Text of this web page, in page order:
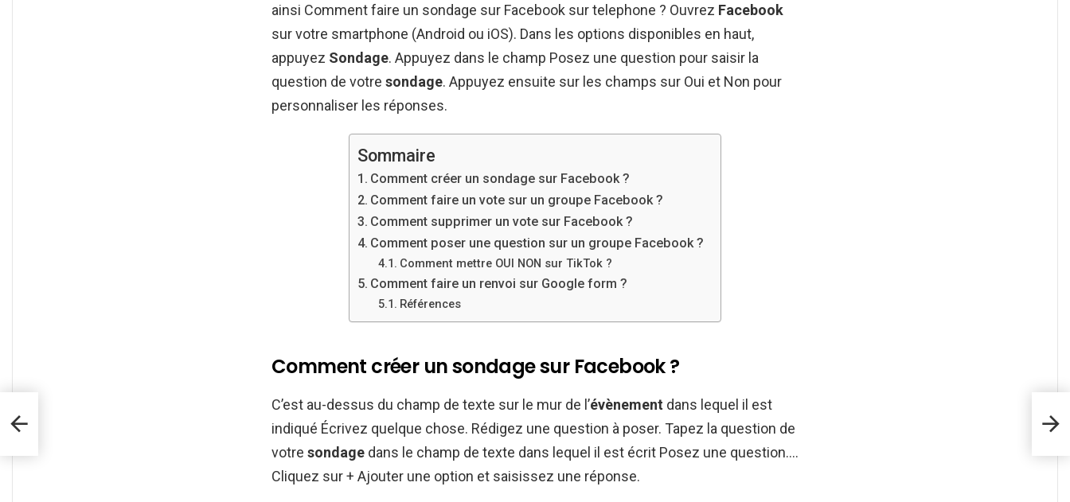
ainsi Comment faire un sondage sur Facebook sur telephone ? Ouvrez Facebook
sur votre smartphone (Android ou iOS). Dans les options disponibles en haut,
appuyez Sondage. Appuyez dans le champ Posez une question pour saisir la
question de votre sondage. Appuyez ensuite sur les champs sur Oui et Non pour
personnaliser les réponses.
Sommaire
Comment créer un sondage sur Facebook ?
Comment faire un vote sur un groupe Facebook ?
Comment supprimer un vote sur Facebook ?
Comment poser une question sur un groupe Facebook ?
Comment mettre OUI NON sur TikTok ?
Comment faire un renvoi sur Google form ?
Références
Comment créer un sondage sur Facebook ?
C’est au-dessus du champ de texte sur le mur de l’évènement dans lequel il est
indiqué Écrivez quelque chose. Rédigez une question à poser. Tapez la question de
votre sondage dans le champ de texte dans lequel il est écrit Posez une question….
Cliquez sur + Ajouter une option et saisissez une réponse.